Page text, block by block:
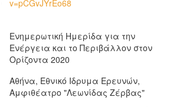
v=pCGvJYrEo68
Ενημερωτική Ημερίδα για την
Ενέργεια και το Περιβάλλον στον
Ορίζοντα 2020
Αθήνα, Εθνικό Ιδρυμα Ερευνών,
Αμφιθέατρο "Λεωνίδας Ζέρβας"